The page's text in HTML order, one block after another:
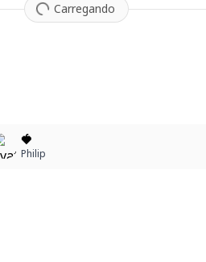
Carregando
🍓
Philip